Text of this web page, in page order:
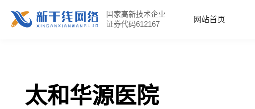
国家高新技术企业
证券代码612167
网站首页
太和华源医院